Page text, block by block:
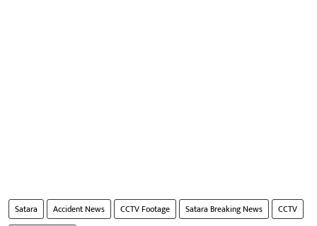
Satara Accident News CCTV Footage Satara Breaking News
CCTV